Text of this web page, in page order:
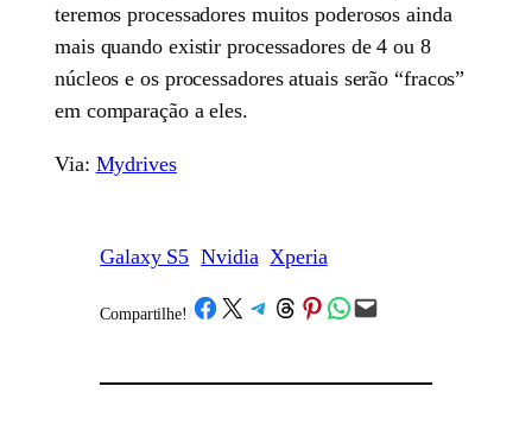
teremos processadores muitos poderosos ainda
mais quando existir processadores de 4 ou 8
núcleos e os processadores atuais serão “fracos”
em comparação a eles.
Via: Mydrives
Galaxy S5 Nvidia Xperia
Compartilhe! /Share on Facebook
Share on X Share on Telegram
Share on Threads
Share on Pinterest
Share on WhatsApp
Email this Page